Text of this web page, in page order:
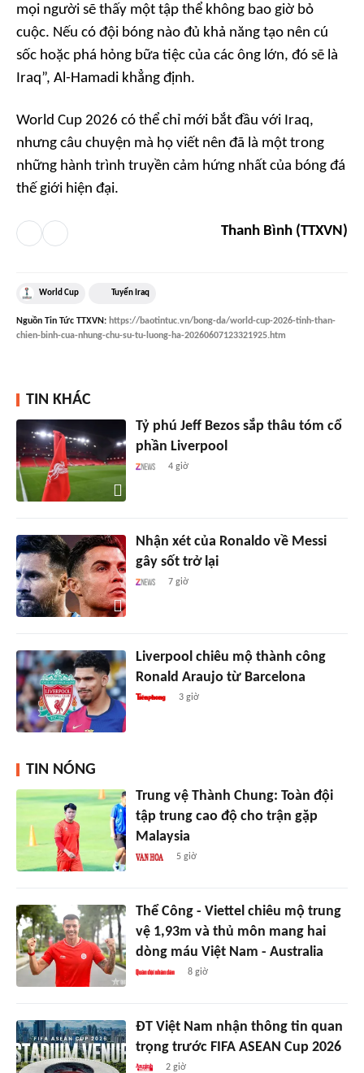
mọi người sẽ thấy một tập thể không bao giờ bỏ
cuộc. Nếu có đội bóng nào đủ khả năng tạo nên cú
sốc hoặc phá hỏng bữa tiệc của các ông lớn, đó sẽ là
Iraq”, Al-Hamadi khẳng định.
World Cup 2026 có thể chỉ mới bắt đầu với Iraq,
nhưng câu chuyện mà họ viết nên đã là một trong
những hành trình truyền cảm hứng nhất của bóng đá
thế giới hiện đại.
Thanh Bình (TTXVN)
World Cup Tuyển Iraq
Nguồn Tin Tức TTXVN: https://baotintuc.vn/bong-da/world-cup-2026-tinh-than-
chien-binh-cua-nhung-chu-su-tu-luong-ha-20260607123321925.htm
TIN KHÁC
Tỷ phú Jeff Bezos sắp thâu tóm cổ
phần Liverpool
4 giờ
Nhận xét của Ronaldo về Messi
gây sốt trở lại
7 giờ
Liverpool chiêu mộ thành công
Ronald Araujo từ Barcelona
3 giờ
TIN NÓNG
Trung vệ Thành Chung: Toàn đội
tập trung cao độ cho trận gặp
Malaysia
5 giờ
Thể Công - Viettel chiêu mộ trung
vệ 1,93m và thủ môn mang hai
dòng máu Việt Nam - Australia
8 giờ
ĐT Việt Nam nhận thông tin quan
trọng trước FIFA ASEAN Cup 2026
2 giờ